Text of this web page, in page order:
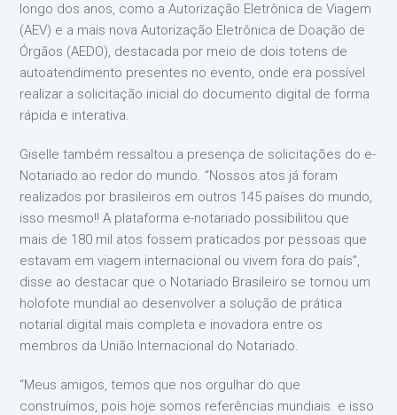
longo dos anos, como a Autorização Eletrônica de Viagem
(AEV) e a mais nova Autorização Eletrônica de Doação de
Órgãos (AEDO), destacada por meio de dois totens de
autoatendimento presentes no evento, onde era possível
realizar a solicitação inicial do documento digital de forma
rápida e interativa.
Giselle também ressaltou a presença de solicitações do e-
Notariado ao redor do mundo. “Nossos atos já foram
realizados por brasileiros em outros 145 países do mundo,
isso mesmo!! A plataforma e-notariado possibilitou que
mais de 180 mil atos fossem praticados por pessoas que
estavam em viagem internacional ou vivem fora do país”,
disse ao destacar que o Notariado Brasileiro se tornou um
holofote mundial ao desenvolver a solução de prática
notarial digital mais completa e inovadora entre os
membros da União Internacional do Notariado.
“Meus amigos, temos que nos orgulhar do que
construímos, pois hoje somos referências mundiais. e isso